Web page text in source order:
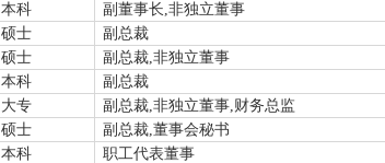
本科
副董事长,非独立董事
硕士
副总裁
硕士
副总裁,非独立董事
本科
副总裁
大专
副总裁,非独立董事,财务总监
硕士
副总裁,董事会秘书
本科
职工代表董事